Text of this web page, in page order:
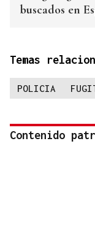
buscados en
Temas
POLICIA
Contenido